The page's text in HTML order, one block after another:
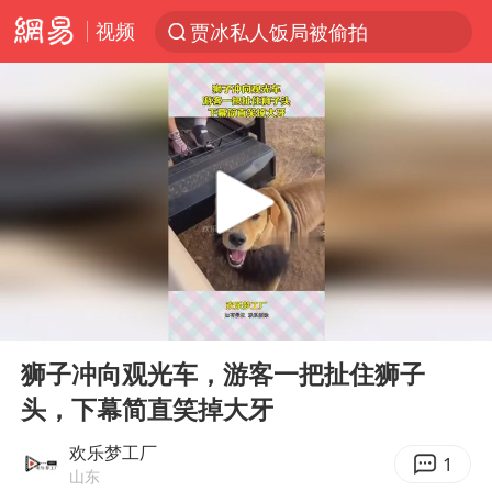
视频
贾冰私人饭局被偷拍
奥沙利文晋级斯诺克中国公开赛16强
路虎卫士110 HSE限时降价
上海鼓励居家办公
部分银行上调存款利率
小沈阳加盟《披荆斩棘》
朱一龙的鼻子怎么了
狮子冲向观光车，游客一把扯住狮子
头，下幕简直笑掉大牙
欢乐梦工厂
山东 1